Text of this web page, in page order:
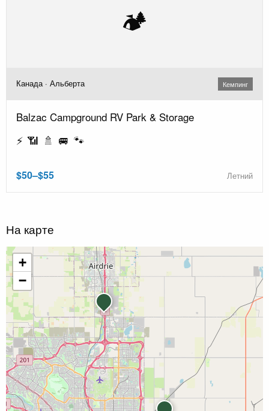
🏕️
Канада · Альберта Кемпинг
Balzac Campground RV Park & Storage
⚡ 📶 🚿 🚐 🐾
$50–$55 Летний
На карте
+
−